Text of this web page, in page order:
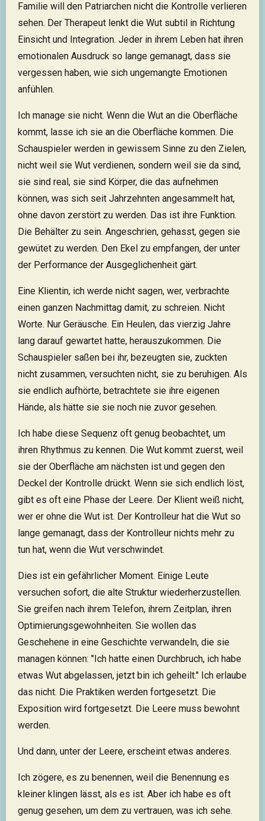
Familie will den Patriarchen nicht die Kontrolle verlieren
sehen. Der Therapeut lenkt die Wut subtil in Richtung
Einsicht und Integration. Jeder in ihrem Leben hat ihren
emotionalen Ausdruck so lange gemanagt, dass sie
vergessen haben, wie sich ungemangte Emotionen
anfühlen.
Ich manage sie nicht. Wenn die Wut an die Oberfläche
kommt, lasse ich sie an die Oberfläche kommen. Die
Schauspieler werden in gewissem Sinne zu den Zielen,
nicht weil sie Wut verdienen, sondern weil sie da sind,
sie sind real, sie sind Körper, die das aufnehmen
können, was sich seit Jahrzehnten angesammelt hat,
ohne davon zerstört zu werden. Das ist ihre Funktion.
Die Behälter zu sein. Angeschrien, gehasst, gegen sie
gewütet zu werden. Den Ekel zu empfangen, der unter
der Performance der Ausgeglichenheit gärt.
Eine Klientin, ich werde nicht sagen, wer, verbrachte
einen ganzen Nachmittag damit, zu schreien. Nicht
Worte. Nur Geräusche. Ein Heulen, das vierzig Jahre
lang darauf gewartet hatte, herauszukommen. Die
Schauspieler saßen bei ihr, bezeugten sie, zuckten
nicht zusammen, versuchten nicht, sie zu beruhigen. Als
sie endlich aufhörte, betrachtete sie ihre eigenen
Hände, als hätte sie sie noch nie zuvor gesehen.
Ich habe diese Sequenz oft genug beobachtet, um
ihren Rhythmus zu kennen. Die Wut kommt zuerst, weil
sie der Oberfläche am nächsten ist und gegen den
Deckel der Kontrolle drückt. Wenn sie sich endlich löst,
gibt es oft eine Phase der Leere. Der Klient weiß nicht,
wer er ohne die Wut ist. Der Kontrolleur hat die Wut so
lange gemanagt, dass der Kontrolleur nichts mehr zu
tun hat, wenn die Wut verschwindet.
Dies ist ein gefährlicher Moment. Einige Leute
versuchen sofort, die alte Struktur wiederherzustellen.
Sie greifen nach ihrem Telefon, ihrem Zeitplan, ihren
Optimierungsgewohnheiten. Sie wollen das
Geschehene in eine Geschichte verwandeln, die sie
managen können: "Ich hatte einen Durchbruch, ich habe
etwas Wut abgelassen, jetzt bin ich geheilt." Ich erlaube
das nicht. Die Praktiken werden fortgesetzt. Die
Exposition wird fortgesetzt. Die Leere muss bewohnt
werden.
Und dann, unter der Leere, erscheint etwas anderes.
Ich zögere, es zu benennen, weil die Benennung es
kleiner klingen lässt, als es ist. Aber ich habe es oft
genug gesehen, um dem zu vertrauen, was ich sehe.